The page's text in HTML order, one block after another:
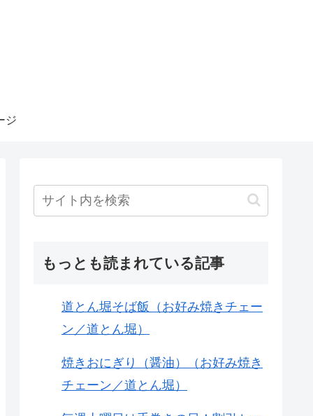
ジ
もっとも読まれている記事
道とん堀そば飯（お好み焼きチェー
ン／道とん堀）
焼きおにぎり（醤油）（お好み焼き
チェーン／道とん堀）